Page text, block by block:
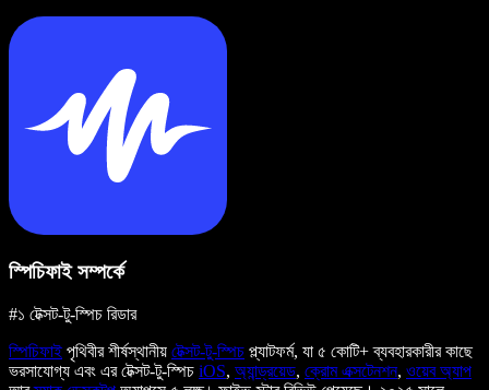
স্পিচিফাই সম্পর্কে
#১ টেক্সট-টু-স্পিচ রিডার
স্পিচিফাই পৃথিবীর শীর্ষস্থানীয় টেক্সট-টু-স্পিচ প্ল্যাটফর্ম, যা ৫ কোটি+ ব্যবহারকারীর কাছে
ভরসাযোগ্য এবং এর টেক্সট-টু-স্পিচ iOS, অ্যান্ড্রয়েড, ক্রোম এক্সটেনশন, ওয়েব অ্যাপ